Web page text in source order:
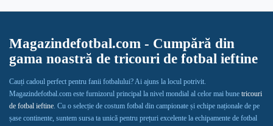
Magazindefotbal.com - Cumpără din
gama noastră de tricouri de fotbal ieftine
Cauți cadoul perfect pentru fanii fotbalului? Ai ajuns la locul potrivit.
Magazindefotbal.com este furnizorul principal la nivel mondial al celor mai bune tricouri
de fotbal ieftine. Cu o selecție de costum fotbal din campionate și echipe naționale de pe
șase continente, suntem sursa ta unică pentru prețuri excelente la echipamente de fotbal